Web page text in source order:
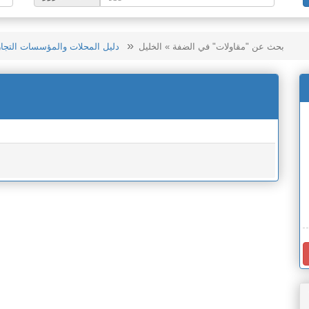
دليل المحلات والمؤسسات بحث عن "مقاولات" في الضفة » الخليل